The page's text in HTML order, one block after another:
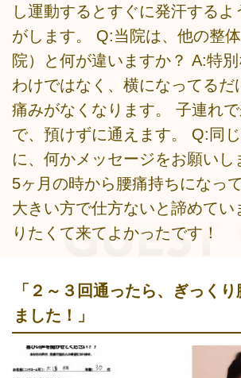
し運動するとすぐに発汗する
がします。 Q:当院は、他の整
院）と何が違いますか？ A:特
わけではなく、横になってるだ
痛みがなくなります。 子連れ
で、預けずに通えます。 Q:同
に、何かメッセージをお願い
5ヶ月の時から腰痛持ちになっ
大きい方で仕方ないと諦めてい
りたくて来てよかったです！
「２～３回通ったら、ぎっく
ました！」